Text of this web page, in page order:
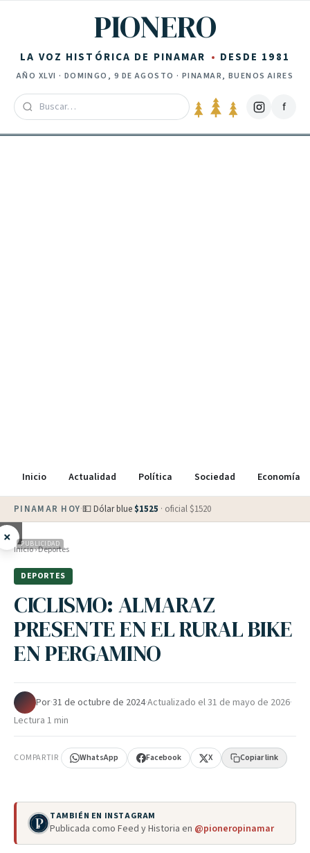
PIONERO
LA VOZ HISTÓRICA DE PINAMAR DESDE 1981
AÑO XLVI · DOMINGO, 9 DE AGOSTO · PINAMAR, BUENOS AIRES
f
Inicio Actualidad Política Sociedad Economía
PINAMAR HOY·💵 Dólar blue $1525 · oficial $1520
× PUBLICIDAD
Inicio›Deportes
DEPORTES
CICLISMO: ALMARAZ
PRESENTE EN EL RURAL BIKE
EN PERGAMINO
Por·31 de octubre de 2024·Actualizado el31 de mayo de 2026·
Lectura 1 min
COMPARTIR WhatsApp Facebook X Copiar link
TAMBIÉN EN INSTAGRAM
Publicada como Feed y Historia en @pioneropinamar